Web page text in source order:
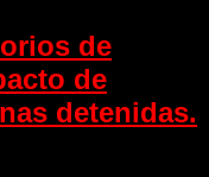
de
de
detenidas.